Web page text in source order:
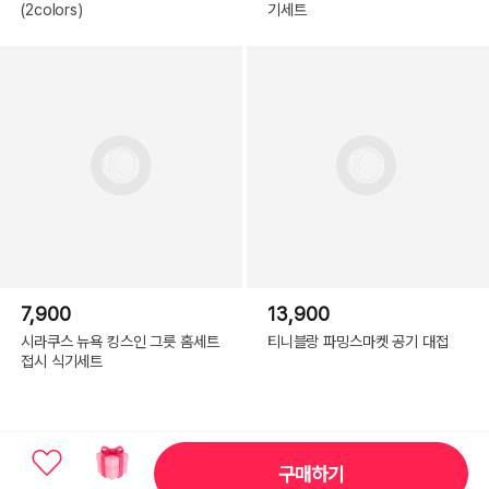
(2colors) 기세트
7,900
시라쿠스 뉴욕 킹스인 그릇 홈세트
접시 식기세트
13,900
티니블랑 파밍스마켓 공기 대접
구매하기